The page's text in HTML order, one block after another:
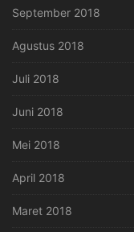
September 2018
Agustus 2018
Juli 2018
Juni 2018
Mei 2018
April 2018
Maret 2018